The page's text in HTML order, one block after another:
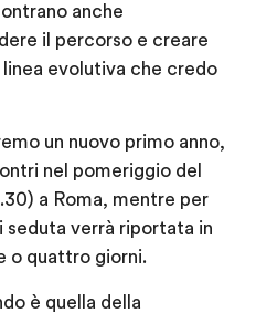
anche
il percorso e creare
linea evolutiva che credo
un nuovo primo anno,
nel pomeriggio del
a Roma, mentre per
seduta verrà riportata in
o quattro giorni.
è quella della